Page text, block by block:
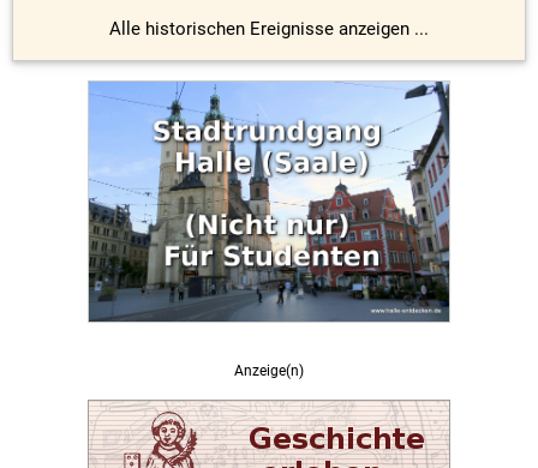
Alle historischen Ereignisse anzeigen ...
Anzeige(n)